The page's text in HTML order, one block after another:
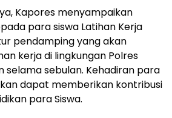
Kapores menyampaikan
para siswa Latihan Kerja
pendamping yang akan
kerja di lingkungan Polres
selama sebulan. Kehadiran para
dapat memberikan kontribusi
para Siswa.